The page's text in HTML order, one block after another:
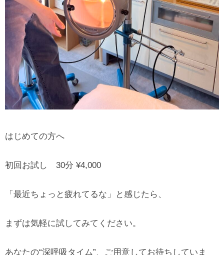
はじめての方へ
初回お試し 30分 ¥4,000
「最近ちょっと疲れてるな」と感じたら、
まずは気軽に試してみてください。
あなたの“深呼吸タイム”、ご用意してお待ちしていま